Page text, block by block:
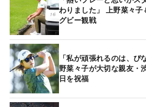
けてきて、一緒にビデオ通話をし
話し、会場を大いに沸かせた。
ファイナルQT12位に入り今季前半
かんだ23歳は、目標を『初優勝』
1勝をあげるというのが昨年も目標
ど、不調に陥って成績を出すことが
今年は“年女”ということもあって、
わりました」 上野菜々子
グビー観戦
「私が頑張れるのは、ぴ
野菜々子が大切な親友・
日を祝福